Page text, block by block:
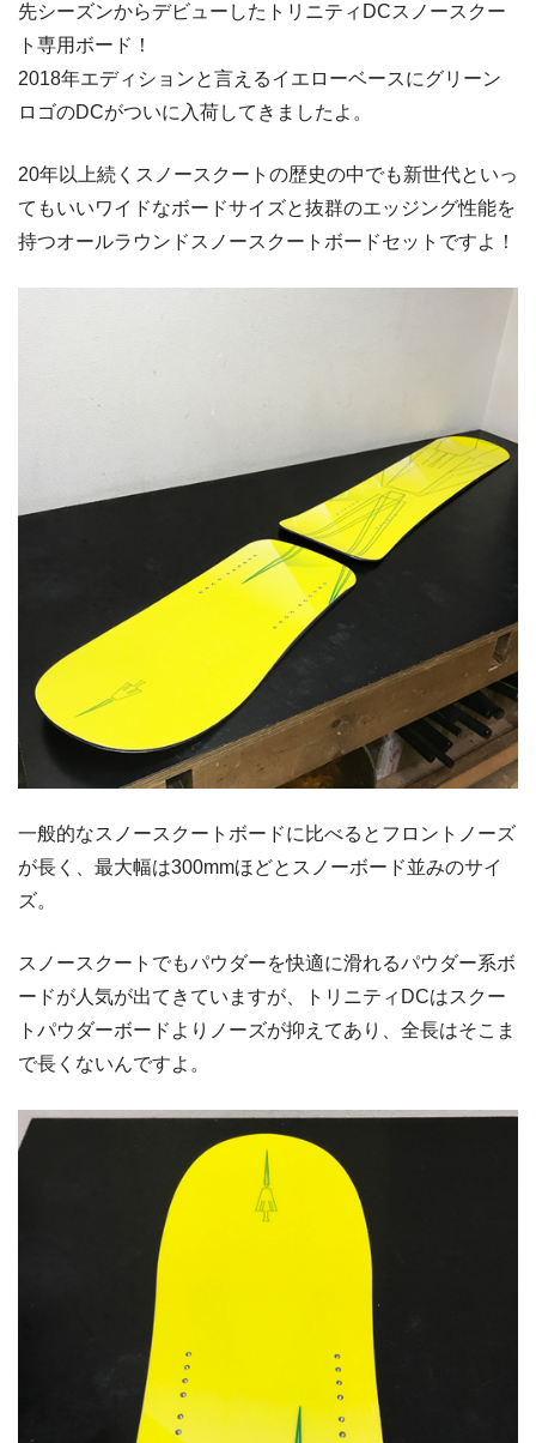
先シーズンからデビューしたトリニティDCスノースクー
ト専用ボード！
2018年エディションと言えるイエローベースにグリーン
ロゴのDCがついに入荷してきましたよ。
20年以上続くスノースクートの歴史の中でも新世代といっ
てもいいワイドなボードサイズと抜群のエッジング性能を
持つオールラウンドスノースクートボードセットですよ！
一般的なスノースクートボードに比べるとフロントノーズ
が長く、最大幅は300mmほどとスノーボード並みのサイ
ズ。
スノースクートでもパウダーを快適に滑れるパウダー系ボ
ードが人気が出てきていますが、トリニティDCはスクー
トパウダーボードよりノーズが抑えてあり、全長はそこま
で長くないんですよ。